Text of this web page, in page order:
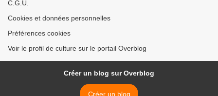
C.G.U.
Cookies et données personnelles
Préférences cookies
Voir le profil de culture sur le portail Overblog
Créer un blog sur Overblog
Créer un blog